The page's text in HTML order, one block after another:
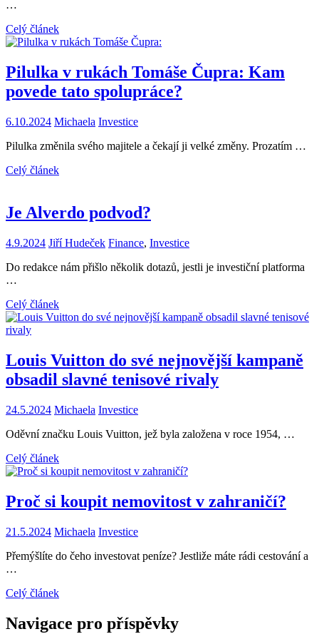
…
Celý článek
Pilulka v rukách Tomáše Čupra: Kam
povede tato spolupráce?
6.10.2024 Michaela Investice
Pilulka změnila svého majitele a čekají ji velké změny. Prozatím …
Celý článek
Je Alverdo podvod?
4.9.2024 Jiří Hudeček Finance, Investice
Do redakce nám přišlo několik dotazů, jestli je investiční platforma
…
Celý článek
Louis Vuitton do své nejnovější kampaně
obsadil slavné tenisové rivaly
24.5.2024 Michaela Investice
Oděvní značku Louis Vuitton, jež byla založena v roce 1954, …
Celý článek
Proč si koupit nemovitost v zahraničí?
21.5.2024 Michaela Investice
Přemýšlíte do čeho investovat peníze? Jestliže máte rádi cestování a
…
Celý článek
Navigace pro příspěvky